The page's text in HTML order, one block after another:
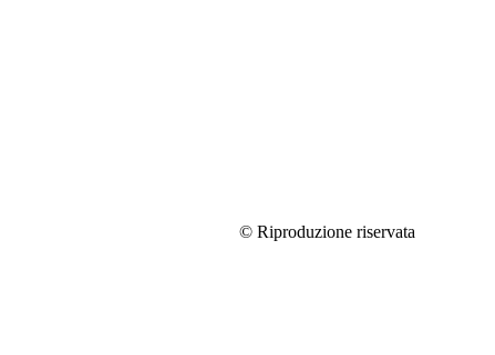
© Riproduzione riservata